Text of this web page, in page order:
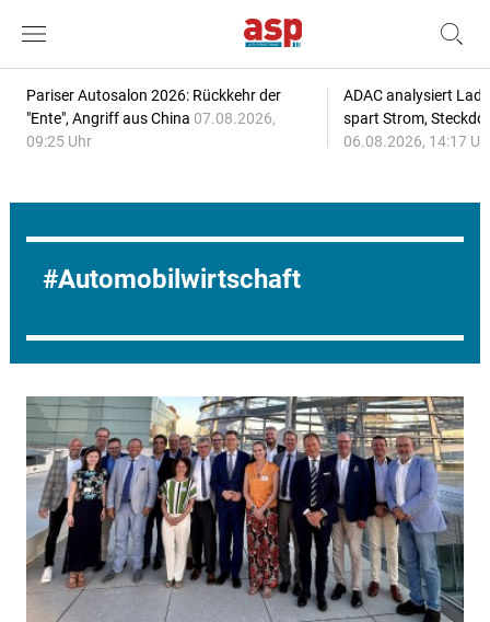
Pariser Autosalon 2026: Rückkehr der
"Ente", Angriff aus China 07.08.2026,
09:25 Uhr
ADAC analysiert
spart Strom,
06.08.2026, 14:17
Automobilwirtschaft